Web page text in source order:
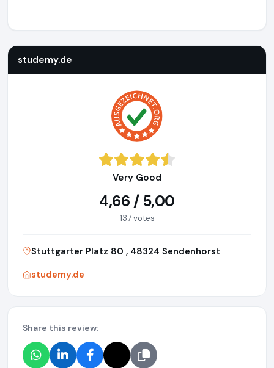
studemy.de
Very Good
4,66 / 5,00
137 votes
Stuttgarter Platz 80 , 48324 Sendenhorst
studemy.de
Share this review: